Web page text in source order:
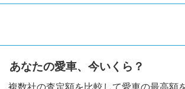
あなたの愛車、今いくら？
複数社の査定額を比較して愛車の最高額